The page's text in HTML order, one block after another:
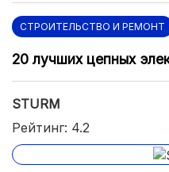
СТРОИТЕЛЬСТВО И РЕМОНТ
20 лучших цепных
STURM
Рейтинг: 4.2